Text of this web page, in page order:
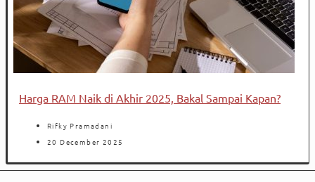
Harga RAM Naik di Akhir 2025, Bakal Sampai Kapan?
Rifky Pramadani
20 December 2025